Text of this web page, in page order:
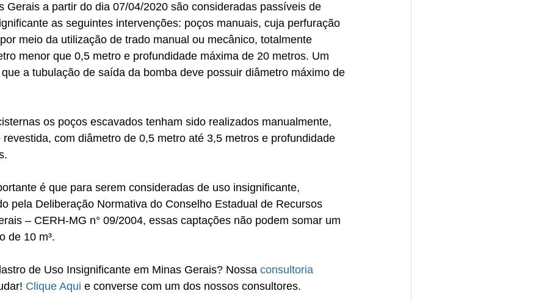
Gerais a partir do dia 07/04/2020 são consideradas passíveis de
as seguintes intervenções: poços manuais, cuja perfuração
meio da utilização de trado manual ou mecânico, totalmente
menor que 0,5 metro e profundidade máxima de 20 metros. Um
a tubulação de saída da bomba deve possuir diâmetro máximo de
os poços escavados tenham sido realizados manualmente,
com diâmetro de 0,5 metro até 3,5 metros e profundidade
é que para serem consideradas de uso insignificante,
pela Deliberação Normativa do Conselho Estadual de Recursos
– CERH-MG n° 09/2004, essas captações não podem somar um
de 10 m³.
de Uso Insignificante em Minas Gerais? Nossa consultoria
Clique Aqui e converse com um dos nossos consultores.